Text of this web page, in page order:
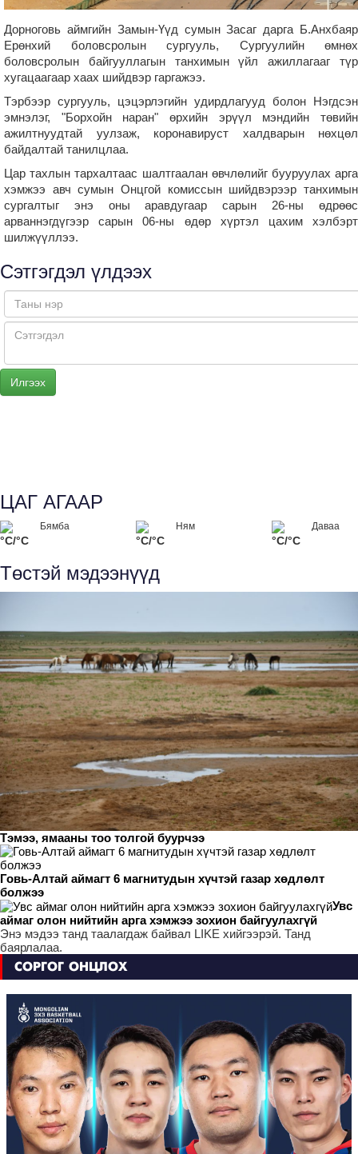
Дорноговь аймгийн Замын-Үүд сумын Засаг дарга Б.Анхбаяр
Ерөнхий боловсролын сургууль, Сургуулийн өмнөх
боловсролын байгууллагын танхимын үйл ажиллагааг түр
хугацаагаар хаах шийдвэр гаргажээ.
Тэрбээр сургууль, цэцэрлэгийн удирдлагууд болон Нэгдсэн
эмнэлэг, "Борхойн наран" өрхийн эрүүл мэндийн төвийн
ажилтнуудтай уулзаж, коронавируст халдварын нөхцөл
байдалтай танилцлаа.
Цар тахлын тархалтаас шалтгаалан өвчлөлийг бууруулах арга
хэмжээ авч сумын Онцгой комиссын шийдвэрээр танхимын
сургалтыг энэ оны аравдугаар сарын 26-ны өдрөөс
арваннэгдүгээр сарын 06-ны өдөр хүртэл цахим хэлбэрт
шилжүүллээ.
Сэтгэгдэл үлдээх
ЦАГ АГААР
Бямба
°C/°C
Ням
°C/°C
Даваа
°C/°C
Төстэй мэдээнүүд
Тэмээ, ямааны тоо толгой буурчээ
Говь-Алтай аймагт 6 магнитудын хүчтэй газар хөдлөлт
болжээ
Увс
аймаг олон нийтийн арга хэмжээ зохион байгуулахгүй
Энэ мэдээ танд таалагдаж байвал LIKE хийгээрэй. Танд
баярлалаа.
СОРГОГ ОНЦЛОХ